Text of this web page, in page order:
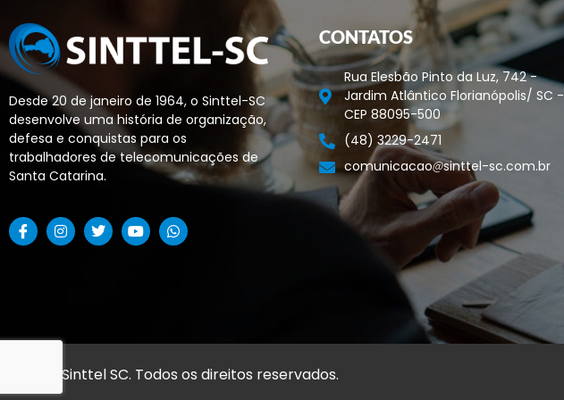
Desde 20 de janeiro de 1964, o Sinttel-SC
desenvolve uma história de organização,
defesa e conquistas para os
trabalhadores de telecomunicações de
Santa Catarina.
CONTATOS
Rua Elesbão Pinto da Luz, 742 -
Jardim Atlântico Florianópolis/ SC -
CEP 88095-500
(48) 3229-2471
comunicacao sinttel-sc.com.br
© 2026 Sinttel SC. Todos os direitos reservados.